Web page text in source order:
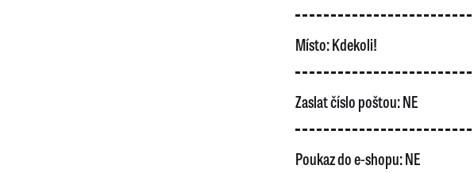
Místo:Kdekoli!
Zaslat číslo poštou:NE
Poukaz do e-shopu:NE